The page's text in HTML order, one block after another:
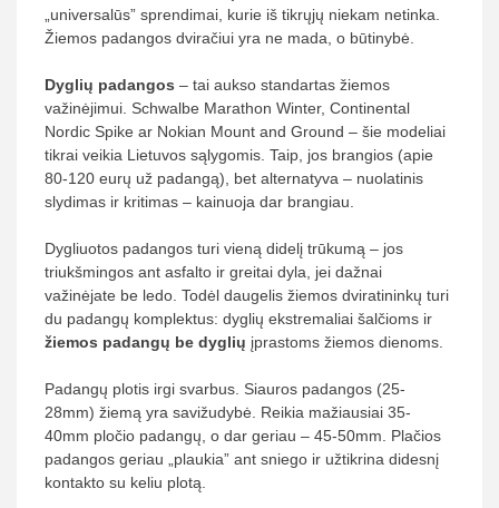
„universalūs” sprendimai, kurie iš tikrųjų niekam netinka.
Žiemos padangos dviračiui yra ne mada, o būtinybė.
Dyglių padangos – tai aukso standartas žiemos
važinėjimui. Schwalbe Marathon Winter, Continental
Nordic Spike ar Nokian Mount and Ground – šie modeliai
tikrai veikia Lietuvos sąlygomis. Taip, jos brangios (apie
80-120 eurų už padangą), bet alternatyva – nuolatinis
slydimas ir kritimas – kainuoja dar brangiau.
Dygliuotos padangos turi vieną didelį trūkumą – jos
triukšmingos ant asfalto ir greitai dyla, jei dažnai
važinėjate be ledo. Todėl daugelis žiemos dviratininkų turi
du padangų komplektus: dyglių ekstremaliai šalčioms ir
žiemos padangų be dyglių įprastoms žiemos dienoms.
Padangų plotis irgi svarbus. Siauros padangos (25-
28mm) žiemą yra savižudybė. Reikia mažiausiai 35-
40mm pločio padangų, o dar geriau – 45-50mm. Plačios
padangos geriau „plaukia” ant sniego ir užtikrina didesnį
kontakto su keliu plotą.